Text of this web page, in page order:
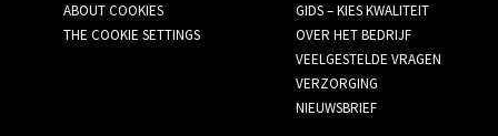
ABOUT COOKIES
THE COOKIE SETTINGS
GIDS – KIES KWALITEIT
OVER HET BEDRIJF
VEELGESTELDE VRAGEN
VERZORGING
NIEUWSBRIEF